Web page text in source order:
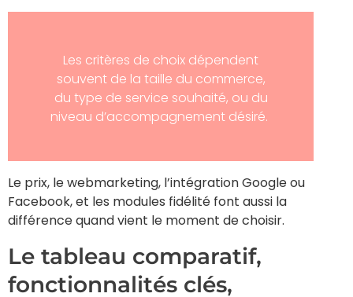
Les critères de choix dépendent
souvent de la taille du commerce,
du type de service souhaité, ou du
niveau d’accompagnement désiré.
Le prix, le webmarketing, l’intégration Google ou
Facebook, et les modules fidélité font aussi la
différence quand vient le moment de choisir.
Le tableau comparatif,
fonctionnalités clés,